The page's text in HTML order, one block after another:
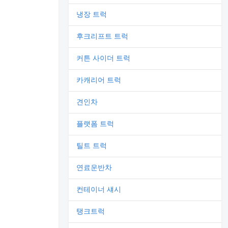
냉장 트럭
후크리프트 트럭
커튼 사이더 트럭
카캐리어 트럭
견인차
플랫폼 트럭
틸트 트럭
연료운반차
컨테이너 섀시
탱크트럭